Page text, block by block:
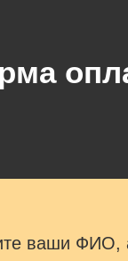
ваши ФИО,